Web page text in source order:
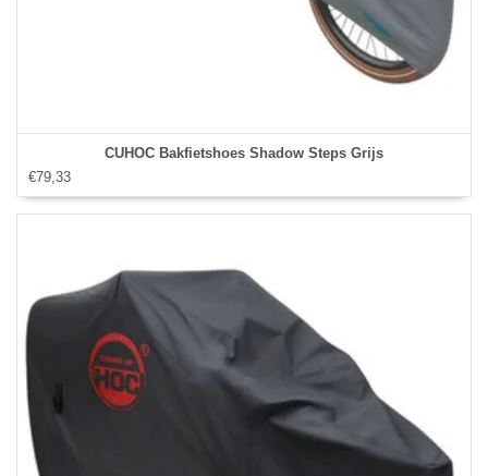
CUHOC Bakfietshoes Shadow Steps Grijs
€79,33